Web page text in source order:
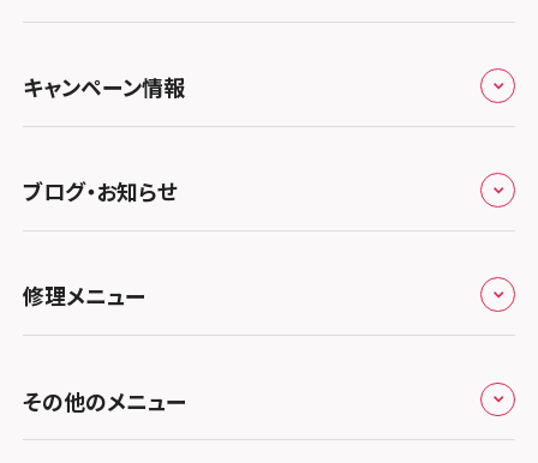
スマホスピタル鴻巣
スマホスピタル テルル三芳
スマホスピタル 熊谷
スマホスピタル ゲオデジタルベース川口元郷
スマホスピタル埼玉大宮
スマホスピタル テルル蒲生
スマホスピタル テルル新越谷
スマホスピタル テルル草加花栗
スマホスピタル テルル東川口
スマホスピタル 北陸総合修理センター
スマホスピタル 長野
スマホスピタル岐阜
スマホスピタル 浜松
スマホスピタル静岡パルコ
スマホスピタル 藤枝
スマホスピタル名古屋駅前
スマホスピタル名古屋金山
スマホスピタル 大府
スマホスピタル 西枇杷島
関西
スマホスピタル 大阪梅田
スマホスピタル by デジホ 梅田地下（うめちか）
スマホスピタル京橋
スマホスピタル難波
スマホスピタルイオンタウン茨木太田
中国・四国
スマホスピタル岡山駅前
スマホスピタル西条
スマホスピタル by デジホ マークイズ福岡もも
ち
スマホスピタル 香椎九産大前
スマホスピタル福岡天神
スマホスピタル熊本下通
スマホスピタル GODOモバイル大分府内町
特定商取引法に関する表記
プライバシーポリシー
郵送修理依頼
郵送修理の流れ
キャンペーン情報
キャンペーン一覧
ブログ・お知らせ
お知らせ
修理メニュー
iPhone修理メニュー
その他のメニュー